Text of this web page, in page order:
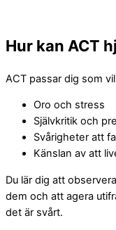
Hur kan ACT
ACT passar dig som
Oro och stress
Självkritik och
Svårigheter att
Känslan av att
Du lär dig att
dem och att agera
det är svårt.
webbplatsen
att
Marknadsföring
Genom att dela
dina intressen
och ditt
besöker vår
webbplats ökar
du chansen att
se personligt